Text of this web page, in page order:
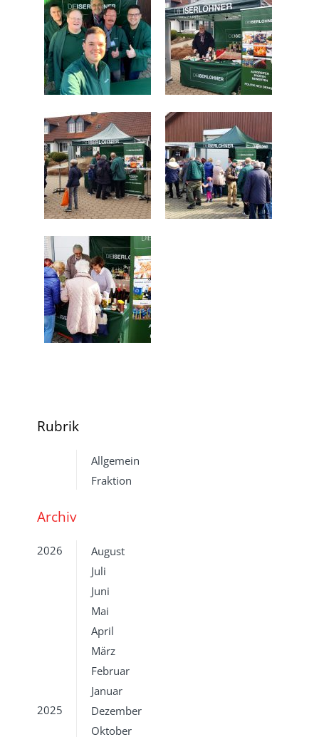
Rubrik
Allgemein
Fraktion
Archiv
2026
August
Juli
Juni
Mai
April
März
Februar
Januar
2025
Dezember
Oktober